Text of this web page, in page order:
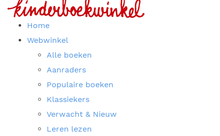
Home
Webwinkel
Alle boeken
Aanraders
Populaire boeken
Klassiekers
Verwacht & Nieuw
Leren lezen